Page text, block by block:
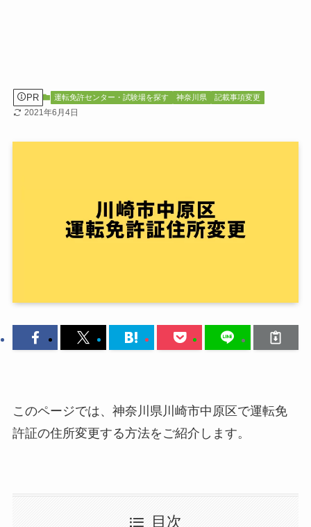
PR 運転免許センター・試験場を探す 神奈川県 記載事項変更
2021年6月4日
このページでは、神奈川県川崎市中原区で運転免
許証の住所変更する方法をご紹介します。
目次